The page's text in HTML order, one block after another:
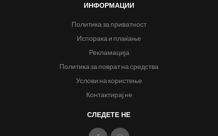
ИНФОРМАЦИИ
Политика за приватност
Испорака и плаќање
Рекламација
Политика за поврат на средства
Услови на користење
Контактирај не
СЛЕДЕТЕ НЕ